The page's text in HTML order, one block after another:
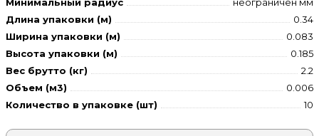
Минимальный радиус
неограничен мм
Длина упаковки (м)
0.34
Ширина упаковки (м)
0.083
Высота упаковки (м)
0.185
Вес брутто (кг)
2.2
Объем (м3)
0.006
Количество в упаковке (шт)
10